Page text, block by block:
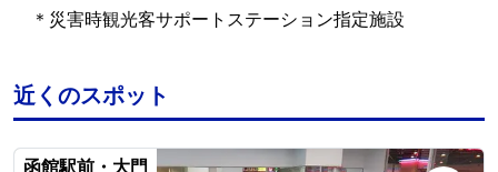
＊災害時観光客サポートステーション指定施設
近くのスポット
函館駅前・大門